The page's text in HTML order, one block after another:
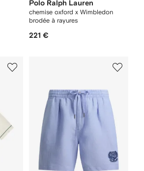
Polo Ralph Lauren
chemise oxford x Wimbledon
brodée à rayures
221 €